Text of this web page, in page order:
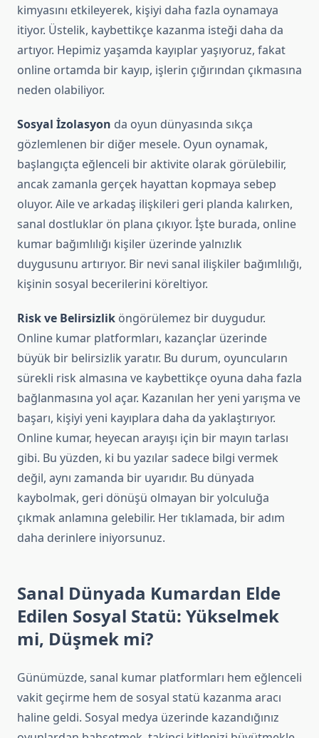
kimyasını etkileyerek, kişiyi daha fazla oynamaya
itiyor. Üstelik, kaybettikçe kazanma isteği daha da
artıyor. Hepimiz yaşamda kayıplar yaşıyoruz, fakat
online ortamda bir kayıp, işlerin çığırından çıkmasına
neden olabiliyor.
Sosyal İzolasyon da oyun dünyasında sıkça
gözlemlenen bir diğer mesele. Oyun oynamak,
başlangıçta eğlenceli bir aktivite olarak görülebilir,
ancak zamanla gerçek hayattan kopmaya sebep
oluyor. Aile ve arkadaş ilişkileri geri planda kalırken,
sanal dostluklar ön plana çıkıyor. İşte burada, online
kumar bağımlılığı kişiler üzerinde yalnızlık
duygusunu artırıyor. Bir nevi sanal ilişkiler bağımlılığı,
kişinin sosyal becerilerini köreltiyor.
Risk ve Belirsizlik öngörülemez bir duygudur.
Online kumar platformları, kazançlar üzerinde
büyük bir belirsizlik yaratır. Bu durum, oyuncuların
sürekli risk almasına ve kaybettikçe oyuna daha fazla
bağlanmasına yol açar. Kazanılan her yeni yarışma ve
başarı, kişiyi yeni kayıplara daha da yaklaştırıyor.
Online kumar, heyecan arayışı için bir mayın tarlası
gibi. Bu yüzden, ki bu yazılar sadece bilgi vermek
değil, aynı zamanda bir uyarıdır. Bu dünyada
kaybolmak, geri dönüşü olmayan bir yolculuğa
çıkmak anlamına gelebilir. Her tıklamada, bir adım
daha derinlere iniyorsunuz.
Sanal Dünyada Kumardan Elde
Edilen Sosyal Statü: Yükselmek
mi, Düşmek mi?
Günümüzde, sanal kumar platformları hem eğlenceli
vakit geçirme hem de sosyal statü kazanma aracı
haline geldi. Sosyal medya üzerinde kazandığınız